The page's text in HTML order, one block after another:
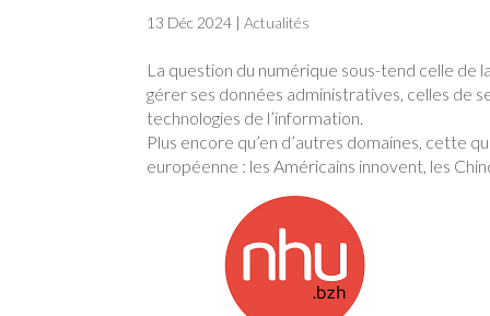
13 Déc 2024 |Actualités
La question du numérique sous-tend celle de
gérer ses données administratives, celles de
technologies de l’information.
Plus encore qu’en d’autres domaines, cette
européenne : les Américains innovent, les